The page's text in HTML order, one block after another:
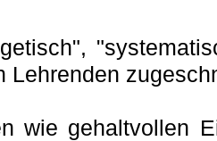
Lehrenden
wie gehaltvollen